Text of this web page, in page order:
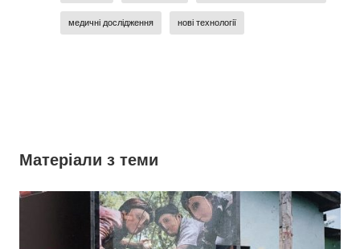
медичні дослідження нові технології
Матеріали з теми